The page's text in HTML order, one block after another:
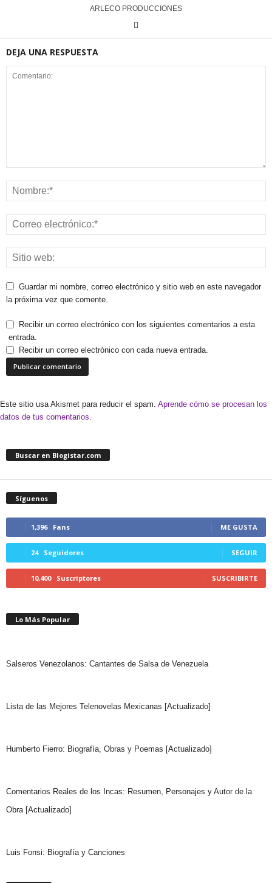
ARLECO PRODUCCIONES
DEJA UNA RESPUESTA
Guardar mi nombre, correo electrónico y sitio web en este navegador
la próxima vez que comente.
Recibir un correo electrónico con los siguientes comentarios a esta
entrada.
Recibir un correo electrónico con cada nueva entrada.
Este sitio usa Akismet para reducir el spam. Aprende cómo se procesan los
datos de tus comentarios.
Buscar en Blogistar.com
Síguenos
1,396 Fans ME GUSTA
24 Seguidores SEGUIR
10,400 Suscriptores SUSCRIBIRTE
Lo Más Popular
Salseros Venezolanos: Cantantes de Salsa de Venezuela
Lista de las Mejores Telenovelas Mexicanas [Actualizado]
Humberto Fierro: Biografía, Obras y Poemas [Actualizado]
Comentarios Reales de los Incas: Resumen, Personajes y Autor de la
Obra [Actualizado]
Luis Fonsi: Biografía y Canciones